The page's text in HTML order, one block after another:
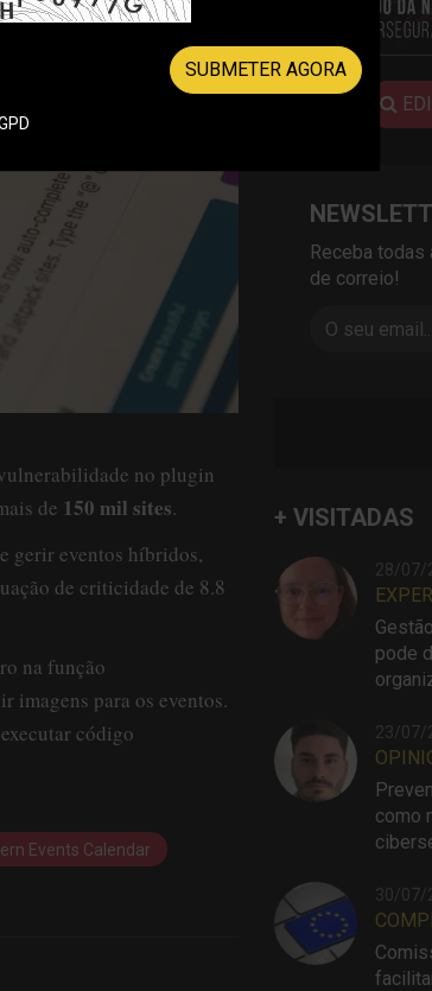
no plugin
de 150 mil sites.
gerir eventos híbridos,
de criticidade de 8.8
na função
imagens para os eventos.
código
Events Calendar
Receba todas
de correio!
+ VISITADAS
28/07/
pode
23/07/
como
30/07/
SUBMETER AGORA